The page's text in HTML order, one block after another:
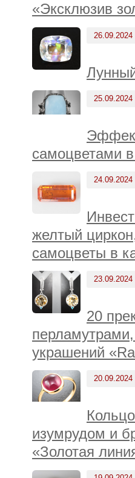
«Эксклюзив
26.09.2024
25.09.2024
самоцветами
24.09.2024
желтый
самоцветы в
23.09.2024
20
украшений
20.09.2024
изумрудом и
«Золотая